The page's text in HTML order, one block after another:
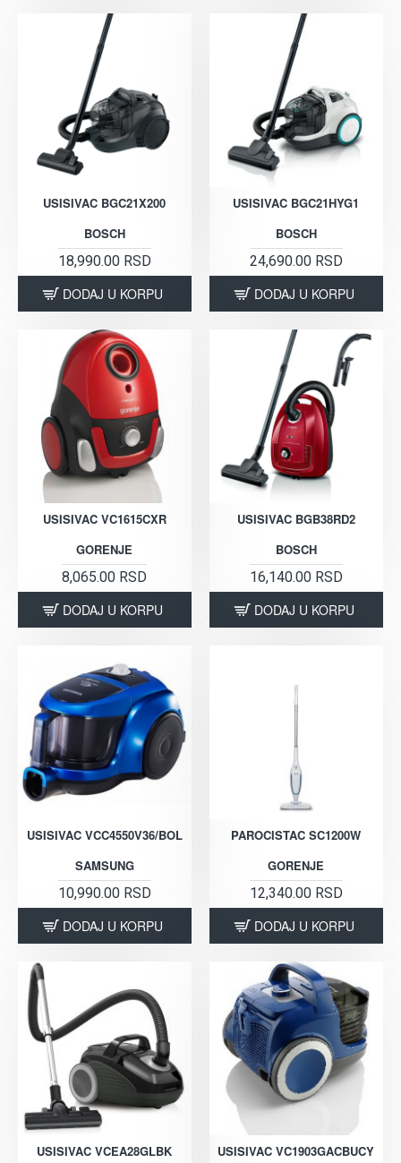
USISIVAC BGC21X200
BOSCH
18,990.00 RSD
DODAJ U KORPU
USISIVAC BGC21HYG1
BOSCH
24,690.00 RSD
DODAJ U KORPU
USISIVAC VC1615CXR
GORENJE
8,065.00 RSD
DODAJ U KORPU
USISIVAC BGB38RD2
BOSCH
16,140.00 RSD
DODAJ U KORPU
USISIVAC VCC4550V36/BOL
SAMSUNG
10,990.00 RSD
DODAJ U KORPU
PAROCISTAC SC1200W
GORENJE
12,340.00 RSD
DODAJ U KORPU
USISIVAC VCEA28GLBK
USISIVAC VC1903GACBUCY